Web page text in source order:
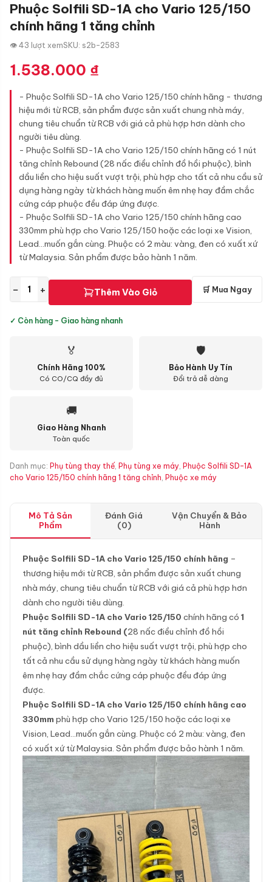
Phuộc Solfili SD-1A cho Vario 125/150
chính hãng 1 tăng chỉnh
👁 43 lượt xemSKU: s2b-2583
1.538.000 ₫
- Phuộc Solfili SD-1A cho Vario 125/150 chính hãng - thương
hiệu mới từ RCB, sản phẩm được sản xuất chung nhà máy,
chung tiêu chuẩn từ RCB với giá cả phù hợp hơn dành cho
người tiêu dùng.
- Phuộc Solfili SD-1A cho Vario 125/150 chính hãng có 1 nút
tăng chỉnh Rebound (28 nấc điều chỉnh đồ hồi phuộc), bình
dầu liền cho hiệu suất vượt trội, phù hợp cho tất cả nhu cầu sử
dụng hàng ngày từ khách hàng muốn êm nhẹ hay đầm chắc
cứng cáp phuộc đều đáp ứng được.
- Phuộc Solfili SD-1A cho Vario 125/150 chính hãng cao
330mm phù hợp cho Vario 125/150 hoặc các loại xe Vision,
Lead...muốn gắn cùng. Phuộc có 2 màu: vàng, đen có xuất xứ
từ Malaysia. Sản phẩm được bảo hành 1 năm.
− + Thêm Vào Giỏ 🛒 Mua Ngay
✓ Còn hàng - Giao hàng nhanh
🏅
Chính Hãng 100%
Có CO/CQ đầy đủ
🛡
Bảo Hành Uy Tín
Đổi trả dễ dàng
🚚
Giao Hàng Nhanh
Toàn quốc
Danh mục: Phụ tùng thay thế, Phụ tùng xe máy, Phuộc Solfili SD-1A
cho Vario 125/150 chính hãng 1 tăng chỉnh, Phuộc xe máy
Mô Tả Sản
Phẩm
Đánh Giá
(0)
Vận Chuyển & Bảo
Hành
Phuộc Solfili SD-1A cho Vario 125/150 chính hãng –
thương hiệu mới từ RCB, sản phẩm được sản xuất chung
nhà máy, chung tiêu chuẩn từ RCB với giá cả phù hợp hơn
dành cho người tiêu dùng.
Phuộc Solfili SD-1A cho Vario 125/150 chính hãng có 1
nút tăng chỉnh Rebound (28 nấc điều chỉnh đồ hồi
phuộc), bình dầu liền cho hiệu suất vượt trội, phù hợp cho
tất cả nhu cầu sử dụng hàng ngày từ khách hàng muốn
êm nhẹ hay đầm chắc cứng cáp phuộc đều đáp ứng
được.
Phuộc Solfili SD-1A cho Vario 125/150 chính hãng cao
330mm phù hợp cho Vario 125/150 hoặc các loại xe
Vision, Lead…muốn gắn cùng. Phuộc có 2 màu: vàng, đen
có xuất xứ từ Malaysia. Sản phẩm được bảo hành 1 năm.